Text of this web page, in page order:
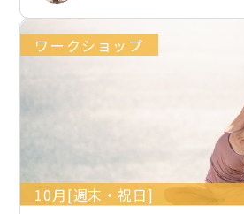
ワークショップ
10月[週末・祝日]